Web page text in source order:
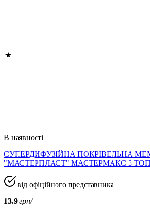
В наявності
СУПЕРДИФУЗІЙНА ПОКРІВЕЛЬНА
"МАСТЕРПЛАСТ" МАСТЕРМАКС 3 ТОП
від офіційного представника
13.9 грн/